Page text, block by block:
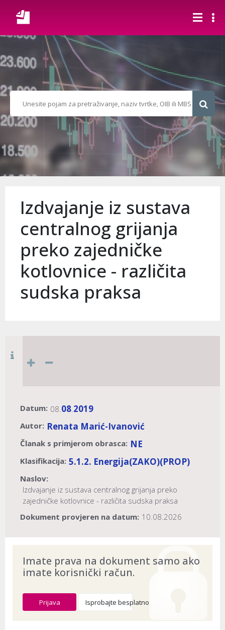
Izdvajanje iz sustava
centralnog grijanja
preko zajedničke
kotlovnice - različita
sudska praksa
Datum: 08.08.2019
Autor: Renata Marić-Ivanović
Članak s primjerom obrasca: NE
Klasifikacija: 5.1.2. Energija(ZAKO)(PROP)
Naslov:
Izdvajanje iz sustava centralnog grijanja preko
zajedničke kotlovnice - različita sudska praksa
Dokument provjeren na datum: 10.08.2026
Imate prava na dokument samo ako
imate korisnički račun.
Prijava Isprobajte besplatno